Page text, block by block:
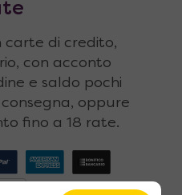
carte di credito,
con acconto
e saldo pochi
oppure
fino a 18 rate.